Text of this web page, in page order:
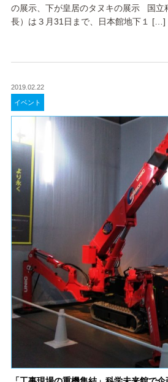
の展示、下が皇居のタヌキの展示 国立
長）は３月31日まで、日本館地下１ […]
2019.02.22
イベント